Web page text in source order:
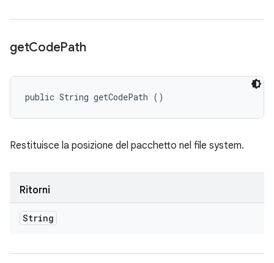
getCodePath
public String getCodePath ()
Restituisce la posizione del pacchetto nel file system.
Ritorni
String